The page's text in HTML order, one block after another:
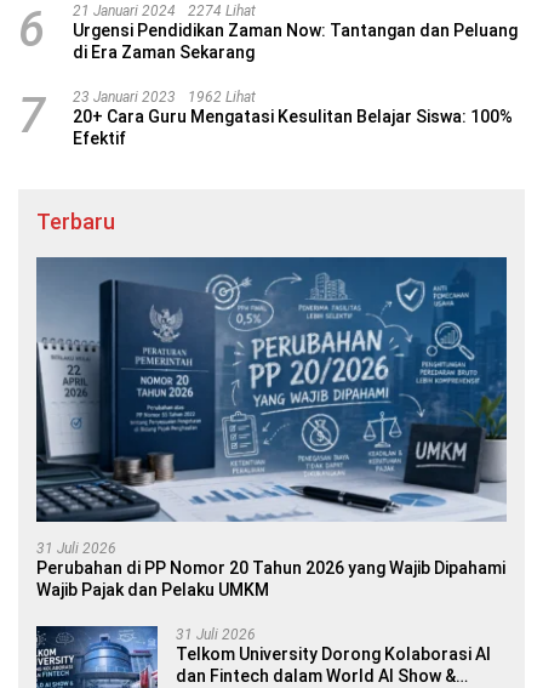
6 21 Januari 2024 2274 Lihat
Urgensi Pendidikan Zaman Now: Tantangan dan Peluang
di Era Zaman Sekarang
7 23 Januari 2023 1962 Lihat
20+ Cara Guru Mengatasi Kesulitan Belajar Siswa: 100%
Efektif
Terbaru
31 Juli 2026
Perubahan di PP Nomor 20 Tahun 2026 yang Wajib Dipahami
Wajib Pajak dan Pelaku UMKM
31 Juli 2026
Telkom University Dorong Kolaborasi AI
dan Fintech dalam World AI Show &